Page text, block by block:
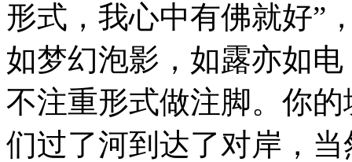
形式，我心中有佛就好”
如梦幻泡影，如露亦如
不注重形式做注脚。你
们过了河到达了对岸，